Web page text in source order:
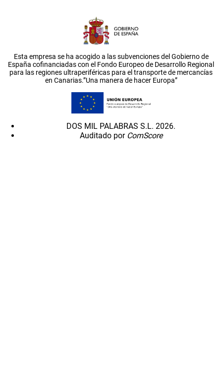
Esta empresa se ha acogido a las subvenciones del Gobierno de
España cofinanciadas con el Fondo Europeo de Desarrollo Regional
para las regiones ultraperiféricas para el transporte de mercancías
en Canarias.”Una manera de hacer Europa”
DOS MIL PALABRAS S.L. 2026.
Auditado por ComScore